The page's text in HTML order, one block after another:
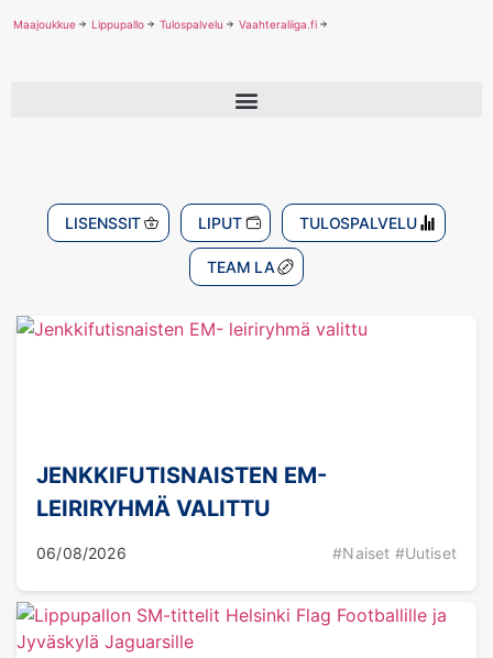
Maajoukkue Lippupallo Tulospalvelu Vaahteraliiga.fi
LISENSSIT LIPUT TULOSPALVELU
TEAM LA
JENKKIFUTISNAISTEN EM-
LEIRIRYHMÄ VALITTU
06/08/2026 #Naiset #Uutiset